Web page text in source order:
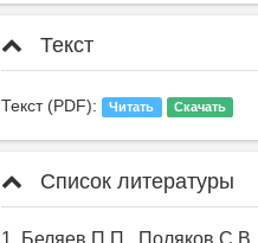
Текст
Текст (PDF): Читать Скачать
Список литературы